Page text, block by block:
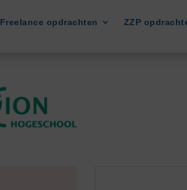
Freelance opdrachten ZZP